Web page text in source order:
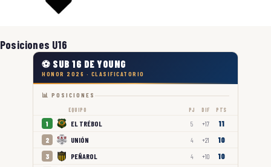
Posiciones U16
⚽ SUB 16 DE YOUNG
HONOR 2026 · CLASIFICATORIO
📊 POSICIONES
EQUIPO PJ DIF PTS
1 EL TRÉBOL 5 +17 11
2 UNIÓN 4 +21 10
3 PEÑAROL 4 +10 10